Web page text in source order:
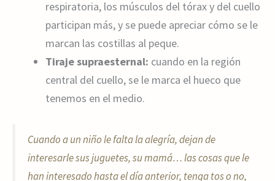
respiratoria, los músculos del tórax y del cuello
participan más, y se puede apreciar cómo se le
marcan las costillas al peque.
Tiraje supraesternal: cuando en la región
central del cuello, se le marca el hueco que
tenemos en el medio.
Cuando a un niño le falta la alegría, dejan de
interesarle sus juguetes, su mamá… las cosas que le
han interesado hasta el día anterior, tenga tos o no,